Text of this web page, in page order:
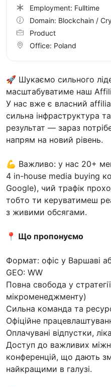
🚀 Шукаємо сильного
масштабуватиме наш
У нас вже є власний
сильна інфраструктура
результат — зараз
напрям на новий рівень.
💪 Важливо: у нас 20+
4 in-house media buying
Google), чий трафік
тобто ти керуватимеш
з живими обсягами.
📍 Що пропонуємо
Формат: офіс у Варшаві
GEO: WW
Повна свобода у
мікроменеджменту)
Сильна команда та
Офіційне
Оплачувані відпустки,
Доступ до важливих
конференцій, що дають
найкращими в галузі.
Employment: Fulltime
Domain: Blockchain /
Product
Office: Poland